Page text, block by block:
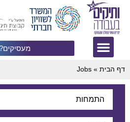
דף הבית »
Jobs
התמחות